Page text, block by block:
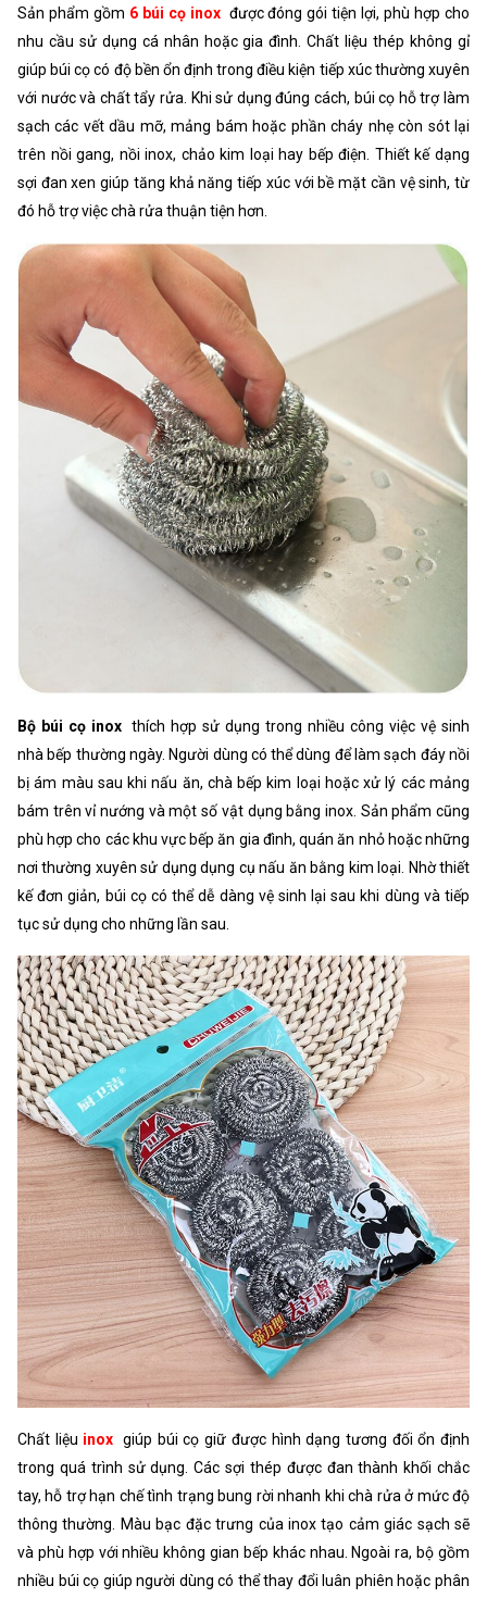
Sản phẩm gồm 6 búi cọ inox được đóng gói tiện lợi, phù hợp cho
nhu cầu sử dụng cá nhân hoặc gia đình. Chất liệu thép không gỉ
giúp búi cọ có độ bền ổn định trong điều kiện tiếp xúc thường xuyên
với nước và chất tẩy rửa. Khi sử dụng đúng cách, búi cọ hỗ trợ làm
sạch các vết dầu mỡ, mảng bám hoặc phần cháy nhẹ còn sót lại
trên nồi gang, nồi inox, chảo kim loại hay bếp điện. Thiết kế dạng
sợi đan xen giúp tăng khả năng tiếp xúc với bề mặt cần vệ sinh, từ
đó hỗ trợ việc chà rửa thuận tiện hơn.
Bộ búi cọ inox thích hợp sử dụng trong nhiều công việc vệ sinh
nhà bếp thường ngày. Người dùng có thể dùng để làm sạch đáy nồi
bị ám màu sau khi nấu ăn, chà bếp kim loại hoặc xử lý các mảng
bám trên vỉ nướng và một số vật dụng bằng inox. Sản phẩm cũng
phù hợp cho các khu vực bếp ăn gia đình, quán ăn nhỏ hoặc những
nơi thường xuyên sử dụng dụng cụ nấu ăn bằng kim loại. Nhờ thiết
kế đơn giản, búi cọ có thể dễ dàng vệ sinh lại sau khi dùng và tiếp
tục sử dụng cho những lần sau.
Chất liệu inox giúp búi cọ giữ được hình dạng tương đối ổn định
trong quá trình sử dụng. Các sợi thép được đan thành khối chắc
tay, hỗ trợ hạn chế tình trạng bung rời nhanh khi chà rửa ở mức độ
thông thường. Màu bạc đặc trưng của inox tạo cảm giác sạch sẽ
và phù hợp với nhiều không gian bếp khác nhau. Ngoài ra, bộ gồm
nhiều búi cọ giúp người dùng có thể thay đổi luân phiên hoặc phân